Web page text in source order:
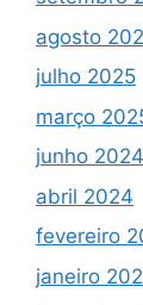
agosto
julho 2025
março
junho 2024
abril 2024
fevereiro
janeiro